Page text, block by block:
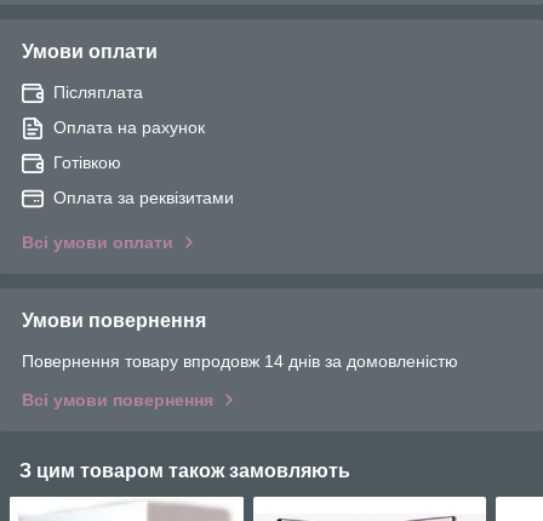
Умови оплати
Післяплата
Оплата на рахунок
Готівкою
Оплата за реквізитами
Всі умови оплати
Умови повернення
Повернення товару впродовж 14 днів за домовленістю
Всі умови повернення
З цим товаром також замовляють